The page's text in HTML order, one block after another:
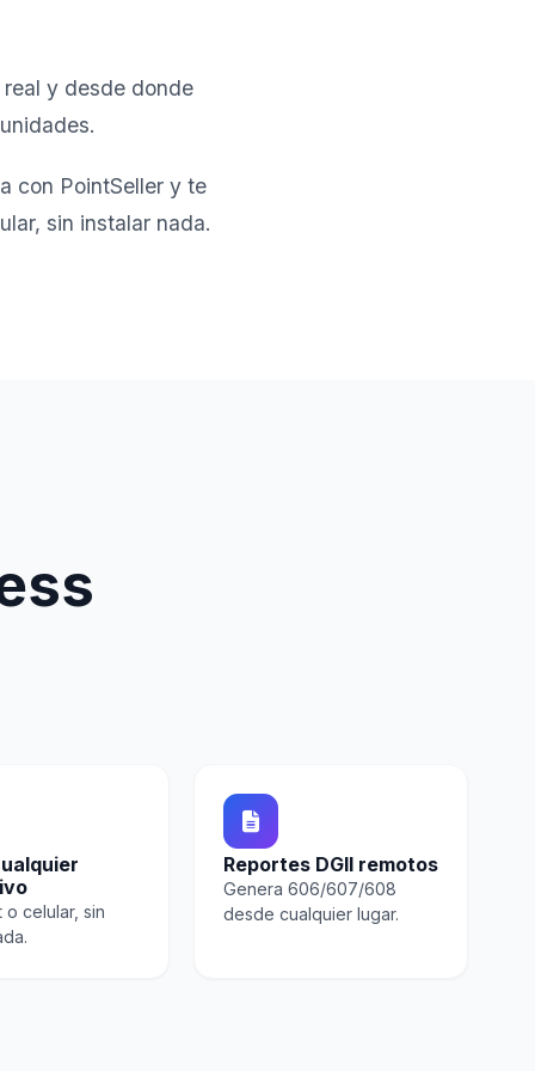
y desde donde
con PointSeller y te
sin instalar nada.
o celular, sin
Reportes DGII remotos
Genera 606/607/608
desde cualquier lugar.